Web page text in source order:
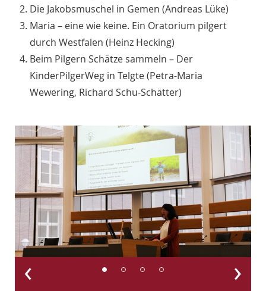
Die Jakobsmuschel in Gemen (Andreas Lüke)
Maria – eine wie keine. Ein Oratorium pilgert
durch Westfalen (Heinz Hecking)
Beim Pilgern Schätze sammeln – Der
KinderPilgerWeg in Telgte (Petra-Maria
Wewering, Richard Schu-Schätter)
‹ ›